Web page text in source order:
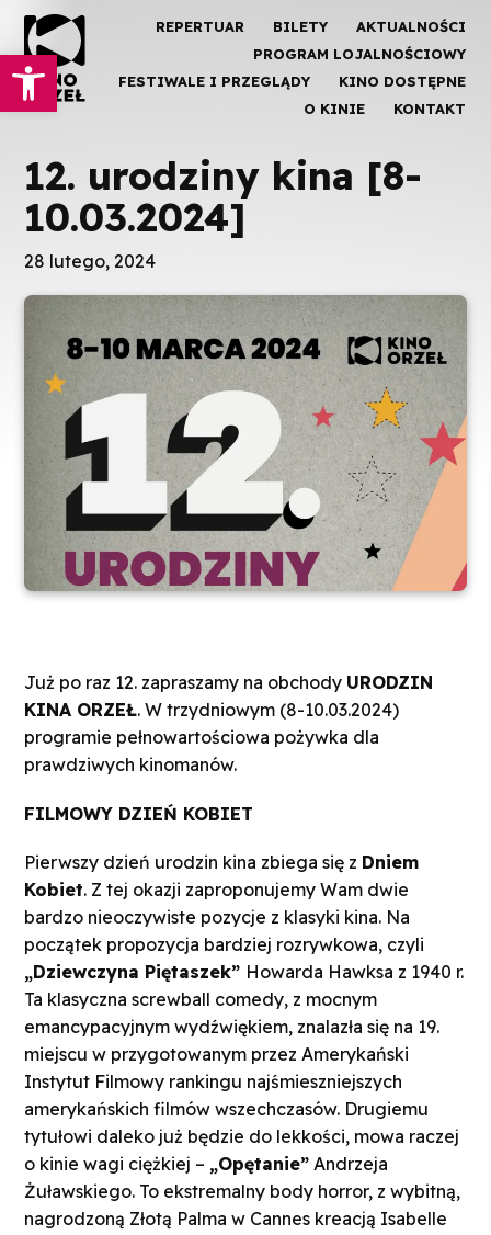
Otwórz pasek narzędzi
REPERTUAR BILETY
AKTUALNOŚCI
PROGRAM LOJALNOŚCIOWY
FESTIWALE I PRZEGLĄDY
KINO DOSTĘPNE
O KINIE
KONTAKT
12. urodziny kina [8-
10.03.2024]
28 lutego, 2024
Już po raz 12. zapraszamy na obchody URODZIN
KINA ORZEŁ. W trzydniowym (8-10.03.2024)
programie pełnowartościowa pożywka dla
prawdziwych kinomanów.
FILMOWY DZIEŃ KOBIET
Pierwszy dzień urodzin kina zbiega się z Dniem
Kobiet. Z tej okazji zaproponujemy Wam dwie
bardzo nieoczywiste pozycje z klasyki kina. Na
początek propozycja bardziej rozrywkowa, czyli
„Dziewczyna Piętaszek” Howarda Hawksa z 1940 r.
Ta klasyczna screwball comedy, z mocnym
emancypacyjnym wydźwiękiem, znalazła się na 19.
miejscu w przygotowanym przez Amerykański
Instytut Filmowy rankingu najśmieszniejszych
amerykańskich filmów wszechczasów. Drugiemu
tytułowi daleko już będzie do lekkości, mowa raczej
o kinie wagi ciężkiej – „Opętanie” Andrzeja
Żuławskiego. To ekstremalny body horror, z wybitną,
nagrodzoną Złotą Palma w Cannes kreacją Isabelle